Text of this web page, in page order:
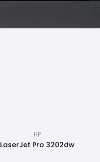
HP
LaserJet Pro 3202dw